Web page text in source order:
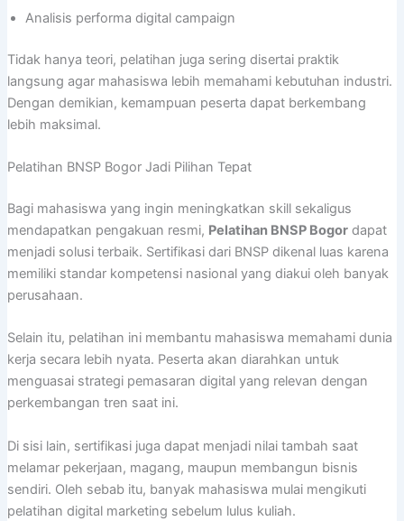
Analisis performa digital campaign
Tidak hanya teori, pelatihan juga sering disertai praktik
langsung agar mahasiswa lebih memahami kebutuhan industri.
Dengan demikian, kemampuan peserta dapat berkembang
lebih maksimal.
Pelatihan BNSP Bogor Jadi Pilihan Tepat
Bagi mahasiswa yang ingin meningkatkan skill sekaligus
mendapatkan pengakuan resmi, Pelatihan BNSP Bogordapat
menjadi solusi terbaik. Sertifikasi dari BNSP dikenal luas karena
memiliki standar kompetensi nasional yang diakui oleh banyak
perusahaan.
Selain itu, pelatihan ini membantu mahasiswa memahami dunia
kerja secara lebih nyata. Peserta akan diarahkan untuk
menguasai strategi pemasaran digital yang relevan dengan
perkembangan tren saat ini.
Di sisi lain, sertifikasi juga dapat menjadi nilai tambah saat
melamar pekerjaan, magang, maupun membangun bisnis
sendiri. Oleh sebab itu, banyak mahasiswa mulai mengikuti
pelatihan digital marketing sebelum lulus kuliah.